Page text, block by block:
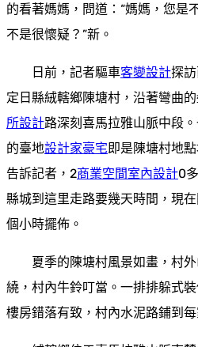
的看著媽媽，問道：“媽媽，您是
不是很懷疑？”新。
日前，記者驅車客變設計探
定日縣絨轄鄉陳塘村，沿著彎曲
所設計路深刻喜馬拉雅山脈中段
的臺地設計家豪宅 即是陳塘村地
告訴記者，2商業空間室內設計0
縣城到這里走路要幾天時間，現
個小時擺佈。
夏季的陳塘村風景如畫，村
繞，村內牛鈴叮當。一排排躲式
樓房錯落有致，村內水泥路鋪到每